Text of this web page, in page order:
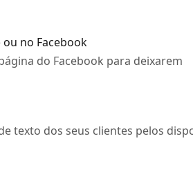
no Facebook
do Facebook para deixarem
texto dos seus clientes pelos